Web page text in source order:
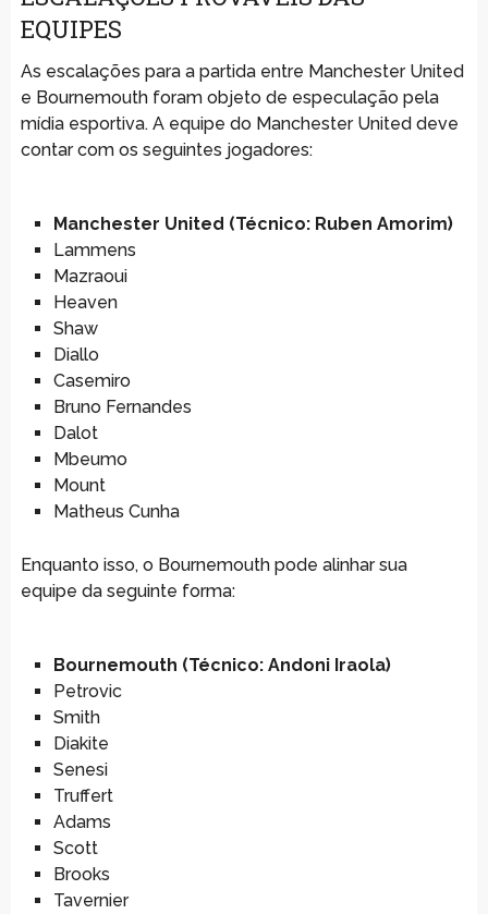
EQUIPES
As escalações para a partida entre Manchester United
e Bournemouth foram objeto de especulação pela
mídia esportiva. A equipe do Manchester United deve
contar com os seguintes jogadores:
Manchester United (Técnico: Ruben Amorim)
Lammens
Mazraoui
Heaven
Shaw
Diallo
Casemiro
Bruno Fernandes
Dalot
Mbeumo
Mount
Matheus Cunha
Enquanto isso, o Bournemouth pode alinhar sua
equipe da seguinte forma:
Bournemouth (Técnico: Andoni Iraola)
Petrovic
Smith
Diakite
Senesi
Truffert
Adams
Scott
Brooks
Tavernier